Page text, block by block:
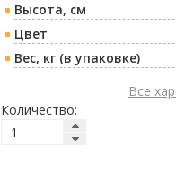
Высота, см
Цвет
Вес, кг (в упаковке)
Все
Количество: